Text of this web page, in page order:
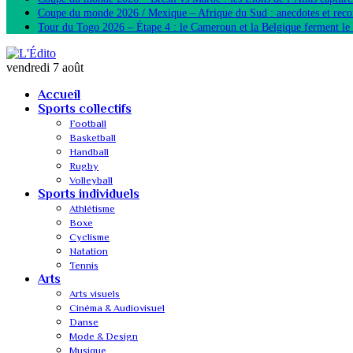
Coupe du monde 2026 / Mexique – Afrique du Sud : anecdotes et
Tour du Togo 2026 – Étape 4 : le Cameroun et la Belgique ferment
vendredi 7 août
Accueil
Sports collectifs
Football
Basketball
Handball
Rugby
Volleyball
Sports individuels
Athlétisme
Boxe
Cyclisme
Natation
Tennis
Arts
Arts visuels
Cinéma & Audiovisuel
Danse
Mode & Design
Musique